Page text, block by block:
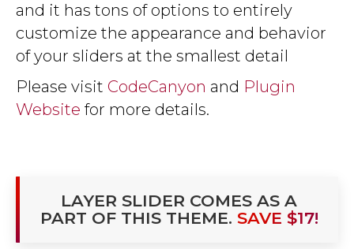
and it has tons of options to entirely
customize the appearance and behavior
of your sliders at the smallest detail
Please visit CodeCanyon and Plugin
Website for more details.
LAYER SLIDER COMES AS A
PART OF THIS THEME. SAVE $17!